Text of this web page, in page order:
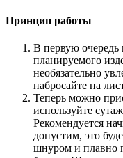
Принцип работы
В первую очередь
планируемого
необязательно
набросайте на
Теперь можно
используйте
Рекомендуется
допустим, это
шнуром и плавно